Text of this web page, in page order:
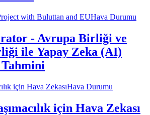
Hava Durumu
- Avrupa Birliği ve
ile Yapay Zeka (AI)
Tahmini
Hava Durumu
için Hava Zekası